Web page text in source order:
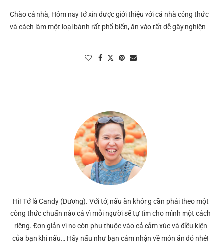
Chào cả nhà, Hôm nay tớ xin được giới thiệu với cả nhà công thức
và cách làm một loại bánh rất phổ biến, ăn vào rất dễ gây nghiện
…
Hi! Tớ là Candy (Dương). Với tớ, nấu ăn không cần phải theo một
công thức chuẩn nào cả vì mỗi người sẽ tự tìm cho mình một cách
riêng. Đơn giản vì nó còn phụ thuộc vào cả cảm xúc và điều kiện
của bạn khi nấu… Hãy nấu như bạn cảm nhận về món ăn đó nhé!